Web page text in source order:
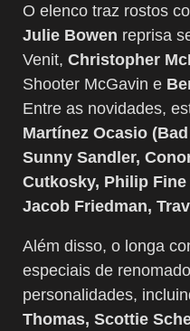
O elenco traz rostos
Julie Bowen reprisa
Venit, Christopher
Shooter McGavin e
Entre as novidades,
Martínez Ocasio
Sunny Sandler,
Cutkosky, Philip
Jacob Friedman,
Além disso, o longa
especiais de
personalidades,
Thomas, Scottie